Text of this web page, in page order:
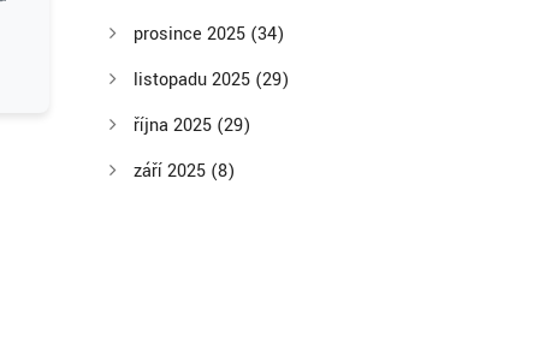
prosince 2025 (34)
listopadu 2025 (29)
října 2025 (29)
září 2025 (8)